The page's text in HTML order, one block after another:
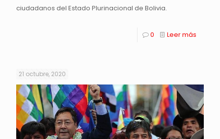
ciudadanos del Estado Plurinacional de Bolivia.
0 Leer más
21 octubre, 2020